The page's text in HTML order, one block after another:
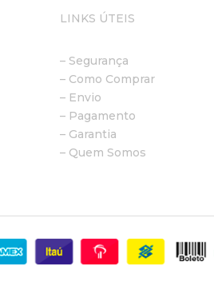
LINKS ÚTEIS
– Segurança
– Como Comprar
– Envio
– Pagamento
– Garantia
– Quem Somos